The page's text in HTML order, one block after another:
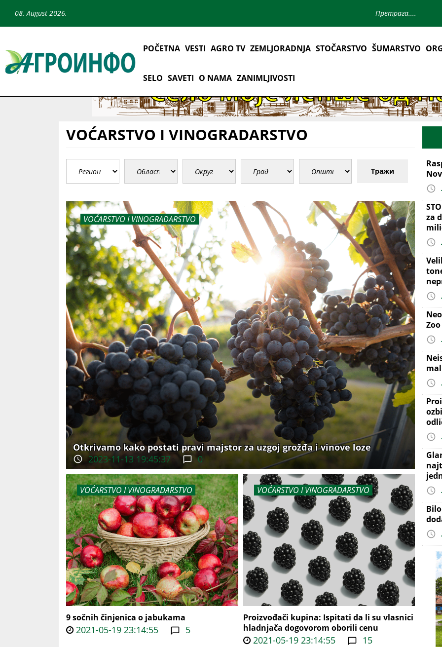
08. August 2026.
POČETNA VESTI AGRO TV ZEMLJORADNJA STOČARSTVO ŠUMARSTVO
SELO SAVETI O NAMA ZANIMLJIVOSTI
VOĆARSTVO I VINOGRADARSTVO
Тражи
VOĆARSTVO I VINOGRADARSTVO
Otkrivamo kako postati pravi majstor za uzgoj grožđa i vinove loze
2023-11-13 19:45:37
0
VOĆARSTVO I VINOGRADARSTVO
9 sočnih činjenica o jabukama
2021-05-19 23:14:55 5
VOĆARSTVO I VINOGRADARSTVO
Proizvođači kupina: Ispitati da li su vlasnici
hladnjača dogovorom oborili cenu
2021-05-19 23:14:55 15
za